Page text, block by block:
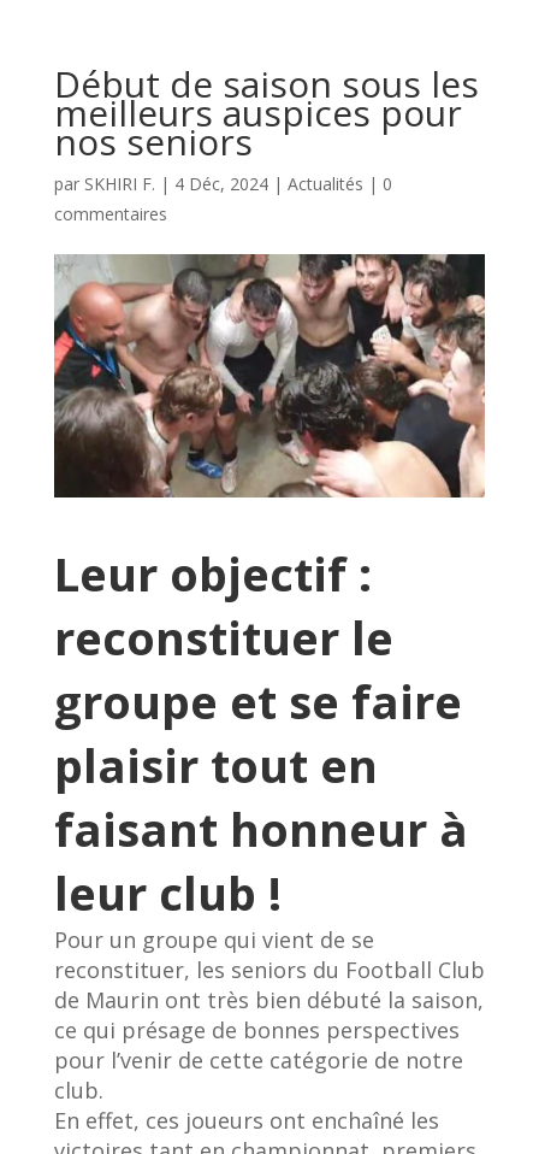
Début de saison sous les
meilleurs auspices pour
nos seniors
par SKHIRI F. | 4 Déc, 2024| Actualités | 0
commentaires
Leur objectif :
reconstituer le
groupe et se faire
plaisir tout en
faisant honneur à
leur club !
Pour un groupe qui vient de se
reconstituer, les seniors du Football Club
de Maurin ont très bien débuté la saison,
ce qui présage de bonnes perspectives
pour l’venir de cette catégorie de notre
club.
En effet, ces joueurs ont enchaîné les